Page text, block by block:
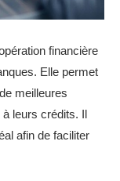
financière
Elle permet
meilleures
leurs crédits. Il
afin de faciliter